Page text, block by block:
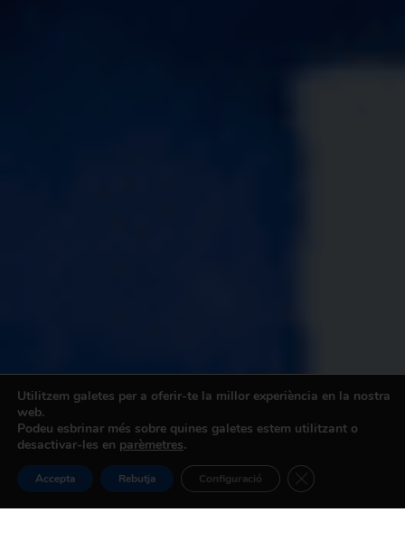
Utilitzem galetes per a oferir-te la millor experiència en la nostra
web.
Podeu esbrinar més sobre quines galetes estem utilitzant o
desactivar-les en parèmetres.
Accepta Rebutja Configuració Tanca el bàner de